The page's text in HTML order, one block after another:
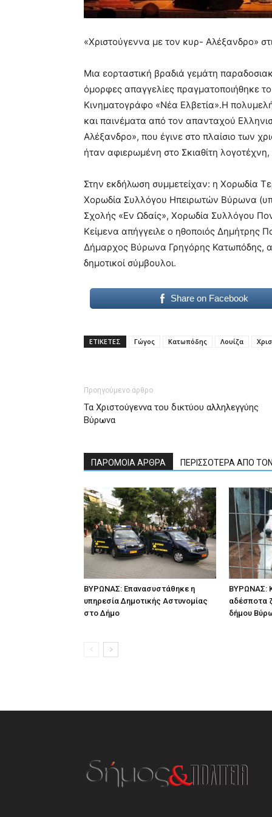
«Χριστούγεννα με τον κυρ- Αλέξανδρο»
Μια εορταστική βραδιά γεμάτη
όμορφες απαγγελίες πραγματοποιήθηκε
Κινηματογράφο «Νέα Ελβετία».Η
και παινέματα από τον απανταχού
Αλέξανδρο», που έγινε στο πλαίσιο των
ήταν αφιερωμένη στο Σκιαθίτη
Στην εκδήλωση συμμετείχαν: η Χορωδία
Χορωδία Συλλόγου Ηπειρωτών Βύρωνα
Σχολής «Εν Ωδαίς», Χορωδία Συλλόγου
Κείμενα απήγγειλε ο ηθοποιός
Δήμαρχος Βύρωνα Γρηγόρης Κατωπόδης,
δημοτικοί σύμβουλοι.
Share on Facebook
ΕΤΙΚΕΤΕΣ Γώγος Κατωπόδης Λουίζα
Προηγούμενο άρθρο
Τα Χριστούγεννα του δικτύου αλληλεγγύης
Βύρωνα
ΠΑΡΟΜΟΙΑ ΑΡΘΡΑ ΠΕΡΙΣΣΟΤΕΡΑ ΑΠΟ
ΒΥΡΩΝΑΣ: Επανασυστάθηκε η
υπηρεσία Δημοτικής Αστυνομίας
στο Δήμο
ΒΥΡΩΝΑΣ:
αδέσποτα
δήμου